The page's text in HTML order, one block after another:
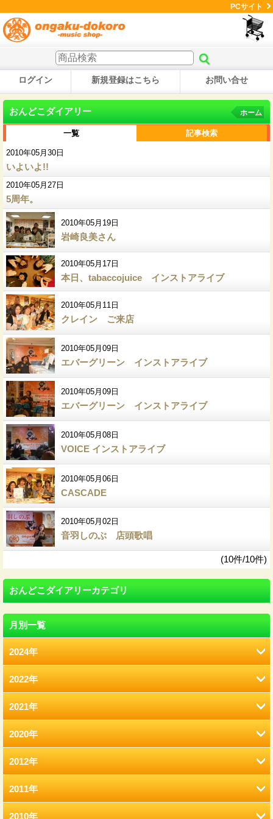
PCサイト
ログイン 新規登録はこちら お問い合せ
おんどこダイアリー ホーム
一覧 記事検索
2010年05月30日
いよいよ!!
2010年05月27日
5周年。
2010年05月19日
岩崎良美さん
2010年05月17日
本日、tabaccojuice インストアライブ
2010年05月11日
クレイン ご来店
2010年05月09日
エバーグリーン インストアライブ
2010年05月09日
エバーグリーン インストアライブ
2010年05月08日
VOICE インストアライブ
2010年05月06日
CASCADE
2010年05月02日
音羽しのぶ 店頭歌唱
(10件/10件)
おんどこダイアリーカテゴリ
月別一覧
2024年
8月 (12)
2022年
2月 (12)
1月 (77)
2021年
12月 (41)
11月 (22)
10月 (22)
2020年
12月 (7)
11月 (6)
2012年
12月 (2)
2011年
12月 (2)
2010年